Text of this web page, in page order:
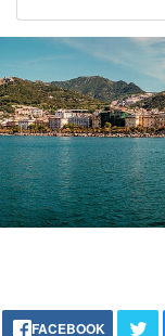
FACEBOOK